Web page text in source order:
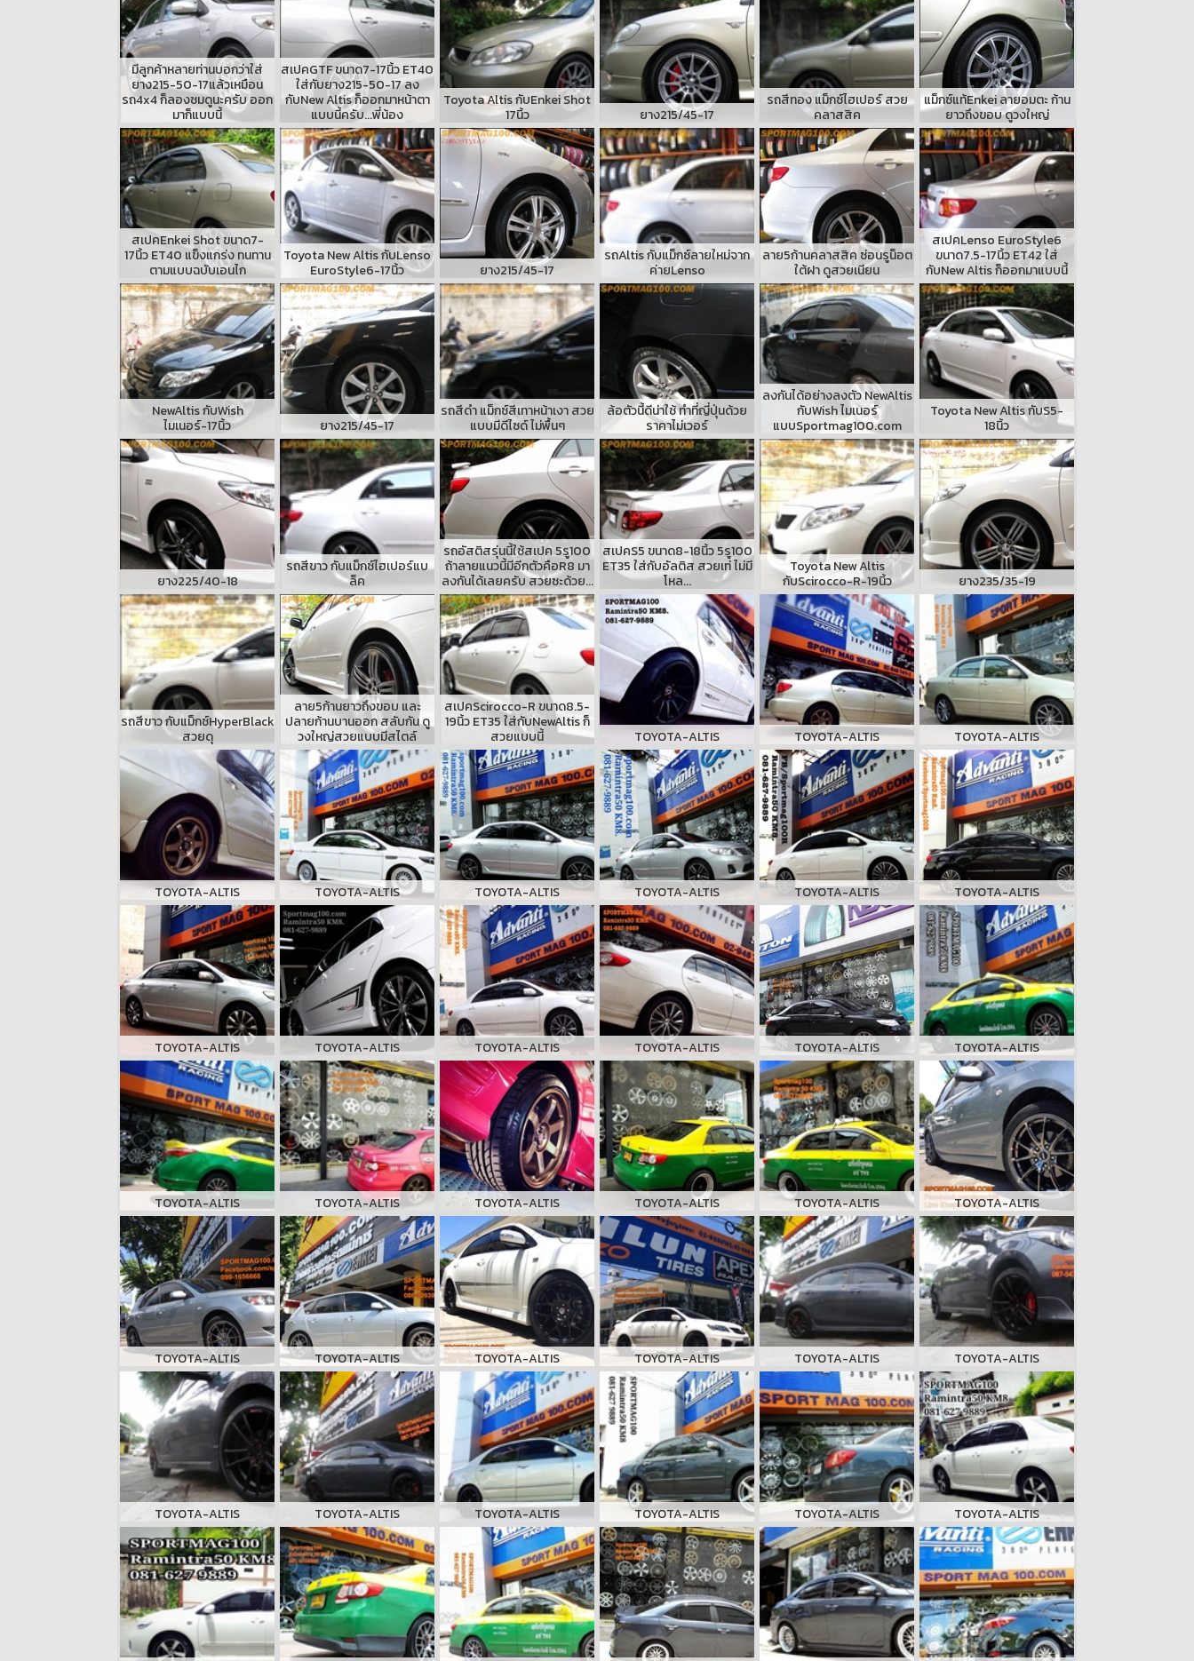
มีลูกค้าหลายท่านบอกว่าใส่
ยาง215-50-17แล้วเหมือน
รถ4x4 ก็ลองชมดูนะครับ ออก
มาก็แบบนี้
สเปคGTF ขนาด7-17นิ้ว ET40
ใส่กับยาง215-50-17 ลง
กับNew Altis ก็ออกมาหน้าตา
แบบนี้ครับ...พี่น้อง
Toyota Altis กับEnkei Shot
17นิ้ว
ยาง215/45-17
รถสีทอง แม็กซ์ไฮเปอร์ สวย
คลาสสิค
แม็กซ์แท้Enkei ลายอมตะ ก้าน
ยาวถึงขอบ ดูวงใหญ่
สเปคEnkei Shot ขนาด7-
17นิ้ว ET40 แข็งแกร่ง ทนทาน
ตามแบบฉบับเอนไก
Toyota New Altis กับLenso
EuroStyle6-17นิ้ว
ยาง215/45-17
รถAltis กับแม็กซ์ลายใหม่จาก
ค่ายLenso
ลาย5ก้านคลาสสิค ซ่อนรูน็อต
ใต้ฝา ดูสวยเนียน
สเปคLenso EuroStyle6
ขนาด7.5-17นิ้ว ET42 ใส่
กับNew Altis ก็ออกมาแบบนี้
NewAltis กับWish
ไมเนอร์-17นิ้ว
ยาง215/45-17
รถสีดำ แม็กซ์สีเทาหน้าเงา สวย
แบบมีดีไซด์ ไม่พื้นๆ
ล้อตัวนี้ดีน่าใช้ ทำที่ญี่ปุ่นด้วย
ราคาไม่เวอร์
ลงกันได้อย่างลงตัว NewAltis
กับWish ไมเนอร์
แบบSportmag100.com
Toyota New Altis กับS5-
18นิ้ว
ยาง225/40-18
รถสีขาว กับแม็กซ์ไฮเปอร์แบ
ล็ค
รถอัสติสรุ่นนี้ใช้สเปค 5รู100
ถ้าลายแนวนี้มีอีกตัวคือR8 มา
ลงกันได้เลยครับ สวยซะด้วย...
สเปคS5 ขนาด8-18นิ้ว 5รู100
ET35 ใส่กับอัลติส สวยเท่ ไม่มี
โหล...
Toyota New Altis
กับScirocco-R-19นิ้ว
ยาง235/35-19
รถสีขาว กับแม็กซ์HyperBlack
สวยดุ
ลาย5ก้านยาวถึงขอบ และ
ปลายก้านบานออก สลับกัน ดู
วงใหญ่สวยแบบมีสไตล์
สเปคScirocco-R ขนาด8.5-
19นิ้ว ET35 ใส่กับNewAltis ก็
สวยแบบนี้
TOYOTA-ALTIS TOYOTA-ALTIS TOYOTA-ALTIS
TOYOTA-ALTIS TOYOTA-ALTIS TOYOTA-ALTIS TOYOTA-ALTIS TOYOTA-ALTIS TOYOTA-ALTIS
TOYOTA-ALTIS TOYOTA-ALTIS TOYOTA-ALTIS TOYOTA-ALTIS TOYOTA-ALTIS TOYOTA-ALTIS
TOYOTA-ALTIS TOYOTA-ALTIS TOYOTA-ALTIS TOYOTA-ALTIS TOYOTA-ALTIS TOYOTA-ALTIS
TOYOTA-ALTIS TOYOTA-ALTIS TOYOTA-ALTIS TOYOTA-ALTIS TOYOTA-ALTIS TOYOTA-ALTIS
TOYOTA-ALTIS TOYOTA-ALTIS TOYOTA-ALTIS TOYOTA-ALTIS TOYOTA-ALTIS TOYOTA-ALTIS